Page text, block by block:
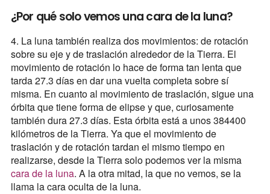
¿Por qué solo vemos una cara de la luna?
4. La luna también realiza dos movimientos: de rotación
sobre su eje y de traslación alrededor de la Tierra. El
movimiento de rotación lo hace de forma tan lenta que
tarda 27.3 días en dar una vuelta completa sobre sí
misma. En cuanto al movimiento de traslación, sigue una
órbita que tiene forma de elipse y que, curiosamente
también dura 27.3 días. Esta órbita está a unos 384400
kilómetros de la Tierra. Ya que el movimiento de
traslación y de rotación tardan el mismo tiempo en
realizarse, desde la Tierra solo podemos ver la misma
cara de la luna. A la otra mitad, la que no vemos, se la
llama la cara oculta de la luna.